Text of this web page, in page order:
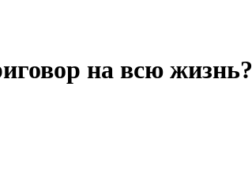
на всю жизнь?